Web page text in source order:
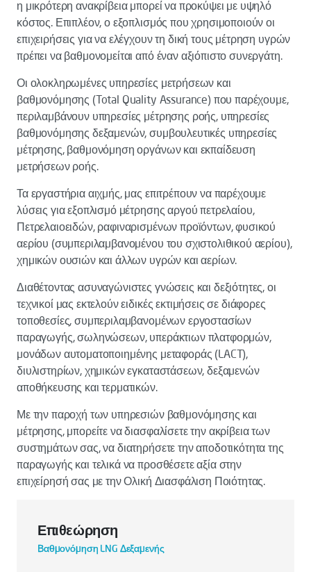
η μικρότερη ανακρίβεια μπορεί να προκύψει με υψηλό
κόστος. Επιπλέον, ο εξοπλισμός που χρησιμοποιούν οι
επιχειρήσεις για να ελέγχουν τη δική τους μέτρηση υγρών
πρέπει να βαθμονομείται από έναν αξιόπιστο συνεργάτη.
Οι ολοκληρωμένες υπηρεσίες μετρήσεων και
βαθμονόμησης (Total Quality Assurance) που παρέχουμε,
περιλαμβάνουν υπηρεσίες μέτρησης ροής, υπηρεσίες
βαθμονόμησης δεξαμενών, συμβουλευτικές υπηρεσίες
μέτρησης, βαθμονόμηση οργάνων και εκπαίδευση
μετρήσεων ροής.
Τα εργαστήρια αιχμής, μας επιτρέπουν να παρέχουμε
λύσεις για εξοπλισμό μέτρησης αργού πετρελαίου,
Πετρελαιοειδών, ραφιναρισμένων προϊόντων, φυσικού
αερίου (συμπεριλαμβανομένου του σχιστολιθικού αερίου),
χημικών ουσιών και άλλων υγρών και αερίων.
Διαθέτοντας ασυναγώνιστες γνώσεις και δεξιότητες, οι
τεχνικοί μας εκτελούν ειδικές εκτιμήσεις σε διάφορες
τοποθεσίες, συμπεριλαμβανομένων εργοστασίων
παραγωγής, σωληνώσεων, υπεράκτιων πλατφορμών,
μονάδων αυτοματοποιημένης μεταφοράς (LACT),
διυλιστηρίων, χημικών εγκαταστάσεων, δεξαμενών
αποθήκευσης και τερματικών.
Με την παροχή των υπηρεσιών βαθμονόμησης και
μέτρησης, μπορείτε να διασφαλίσετε την ακρίβεια των
συστημάτων σας, να διατηρήσετε την αποδοτικότητα της
παραγωγής και τελικά να προσθέσετε αξία στην
επιχείρησή σας με την Ολική Διασφάλιση Ποιότητας.
Επιθεώρηση
Βαθμονόμηση LNG Δεξαμενής